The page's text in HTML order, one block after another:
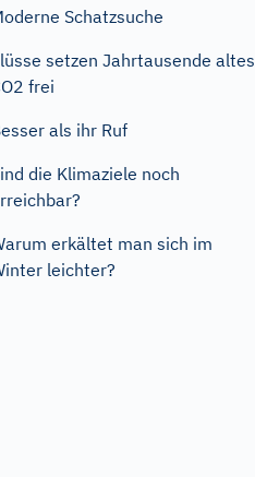
Schatzsuche
setzen Jahrtausende altes
frei
als ihr Ruf
die Klimaziele noch
erkältet man sich im
leichter?